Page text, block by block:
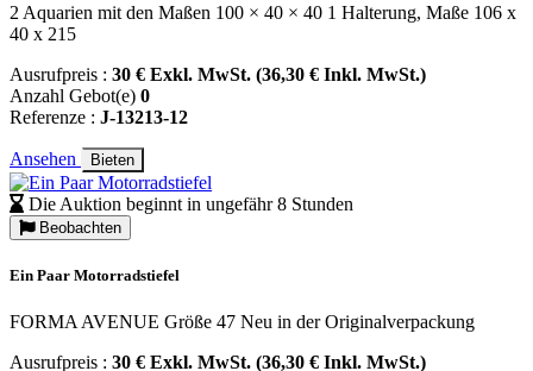
2 Aquarien mit den Maßen 100 × 40 × 40 1 Halterung, Maße 106 x
40 x 215
Ausrufpreis : 30 € Exkl. MwSt. (36,30 € Inkl. MwSt.)
Anzahl Gebot(e) 0
Referenze : J-13213-12
Ansehen Bieten
Die Auktion beginnt in ungefähr 8 Stunden
Beobachten
Ein Paar Motorradstiefel
FORMA AVENUE Größe 47 Neu in der Originalverpackung
Ausrufpreis : 30 € Exkl. MwSt. (36,30 € Inkl. MwSt.)